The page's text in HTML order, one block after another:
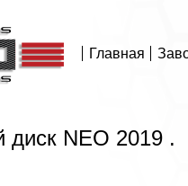
Главная
NEO 2019 .